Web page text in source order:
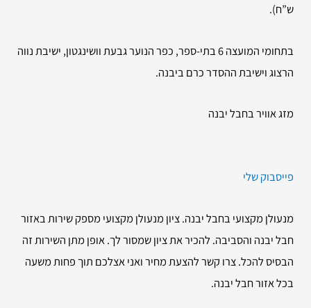
ש”ח).
בתחומי המועצה 6 בתי-ספר, כפר הנוער גבעת וושינגטון, ישיבת נווה
הרצוג וישיבת ההסדר כרם ביבנה.
מזג אוויר בחבל יבנה
פייסבוק שלי
מנעולן מקצועי בחבל יבנה. ציון מנעולן מקצועי מספק שירות באזור
חבל יבנה והסביבה. להכיר את ציון שמסור לך. אופן מתן השירות זה
הבסיס להכל. צרו קשר להצעת מחיר ואני אצלכם תוך פחות משעה
בכל אזור חבל יבנה.